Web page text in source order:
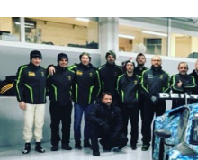
n
c
p
a